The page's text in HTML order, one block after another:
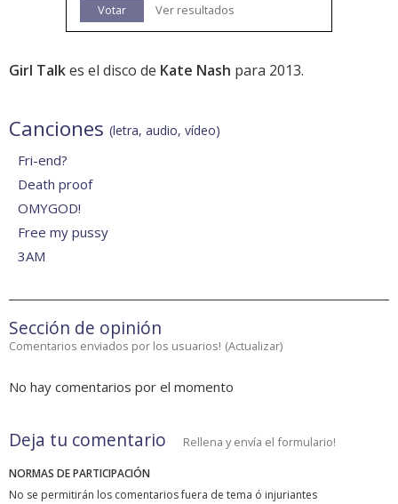
Votar Ver resultados
Girl Talkes el disco de Kate Nash para 2013.
Canciones (letra, audio, vídeo)
Fri-end?
Death proof
OMYGOD!
Free my pussy
3AM
Sección de opinión
Comentarios enviados por los usuarios! (Actualizar)
No hay comentarios por el momento
Deja tu comentario Rellena y envía el formulario!
NORMAS DE PARTICIPACIÓN
No se permitirán los comentarios fuera de tema ó injuriantes